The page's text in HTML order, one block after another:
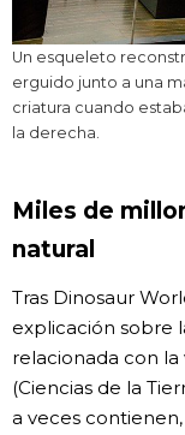
Un esqueleto
erguido junto a una
criatura cuando
la derecha.
Miles de
natural
Tras Dinosaur
explicación sobre
relacionada con la
(Ciencias de la
a veces